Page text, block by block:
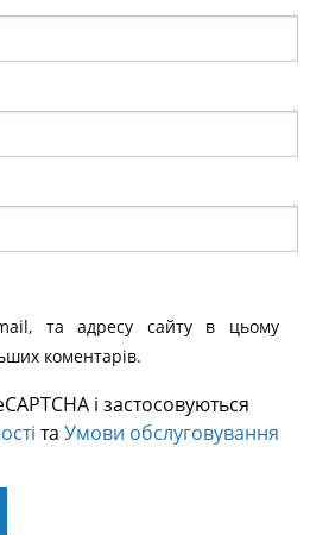
та адресу сайту в цьому
коментарів.
і застосовуються
та Умови обслуговування